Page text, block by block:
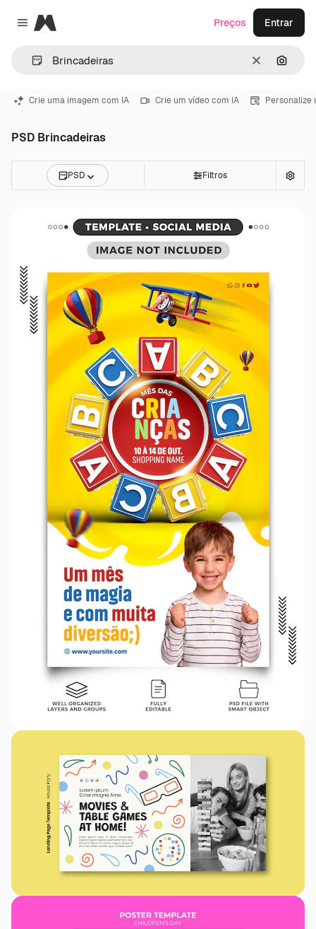
Close menu
Magnific
Limpar
Preços Entrar
Crie uma imagem com IA Crie um vídeo com IA Personalize
PSD Brincadeiras
PSD Filtros